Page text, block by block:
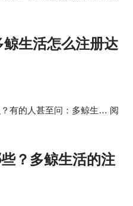
生活怎么注册达
有的人甚至问：多鲸生… 阅
？多鲸生活的注